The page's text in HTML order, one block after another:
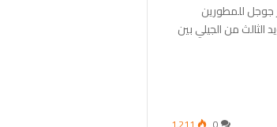
جوجل للمطورين
الثالث من الجيلي بين